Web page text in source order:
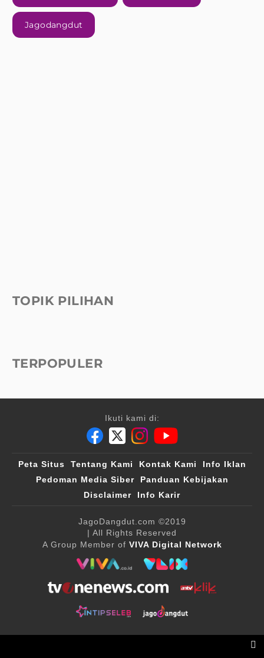
Jagodangdut
TOPIK PILIHAN
TERPOPULER
Ikuti kami di:
Peta Situs Tentang Kami Kontak Kami
Info Iklan
Pedoman Media Siber
Panduan Kebijakan
Disclaimer
Info Karir
JagoDangdut.com ©2019
| All Rights Reserved
A Group Member of VIVA Digital Network
